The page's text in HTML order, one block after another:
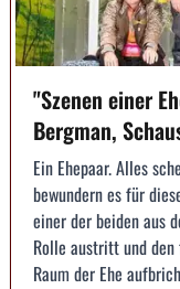
"Szenen einer
Bergman,
Ein Ehepaar. Alles
bewundern es für
einer der beiden aus
Rolle austritt und
Raum der Ehe